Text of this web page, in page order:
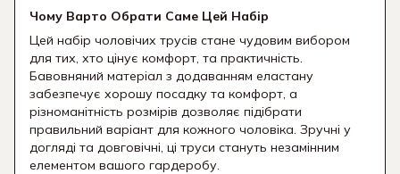
Чому Варто Обрати Саме Цей Набір
Цей набір чоловічих трусів стане чудовим вибором
для тих, хто цінує комфорт, та практичність.
Бавовняний матеріал з додаванням еластану
забезпечує хорошу посадку та комфорт, а
різноманітність розмірів дозволяє підібрати
правильний варіант для кожного чоловіка. Зручні у
догляді та довговічні, ці труси стануть незамінним
елементом вашого гардеробу.